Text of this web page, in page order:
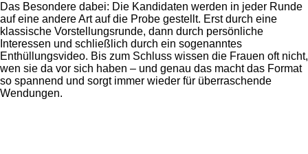
Das Besondere dabei: Die Kandidaten werden in jeder Runde
auf eine andere Art auf die Probe gestellt. Erst durch eine
klassische Vorstellungsrunde, dann durch persönliche
Interessen und schließlich durch ein sogenanntes
Enthüllungsvideo. Bis zum Schluss wissen die Frauen oft nicht,
wen sie da vor sich haben – und genau das macht das Format
so spannend und sorgt immer wieder für überraschende
Wendungen.